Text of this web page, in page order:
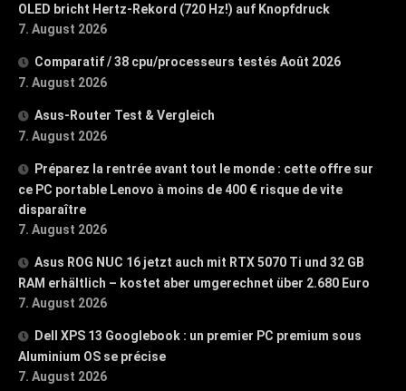
OLED bricht Hertz-Rekord (720 Hz!) auf Knopfdruck
7. August 2026
Comparatif / 38 cpu/processeurs testés Août 2026
7. August 2026
Asus-Router Test & Vergleich
7. August 2026
Préparez la rentrée avant tout le monde : cette offre sur
ce PC portable Lenovo à moins de 400 € risque de vite
disparaître
7. August 2026
Asus ROG NUC 16 jetzt auch mit RTX 5070 Ti und 32 GB
RAM erhältlich – kostet aber umgerechnet über 2.680 Euro
7. August 2026
Dell XPS 13 Googlebook : un premier PC premium sous
Aluminium OS se précise
7. August 2026